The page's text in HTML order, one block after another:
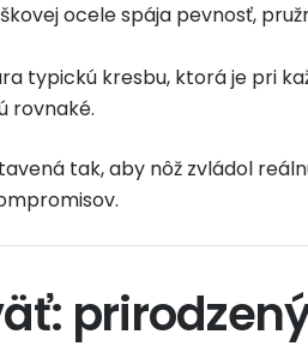
ocele spája pevnosť,
typickú kresbu, ktorá je pri
rovnaké.
tak, aby nôž zvládol